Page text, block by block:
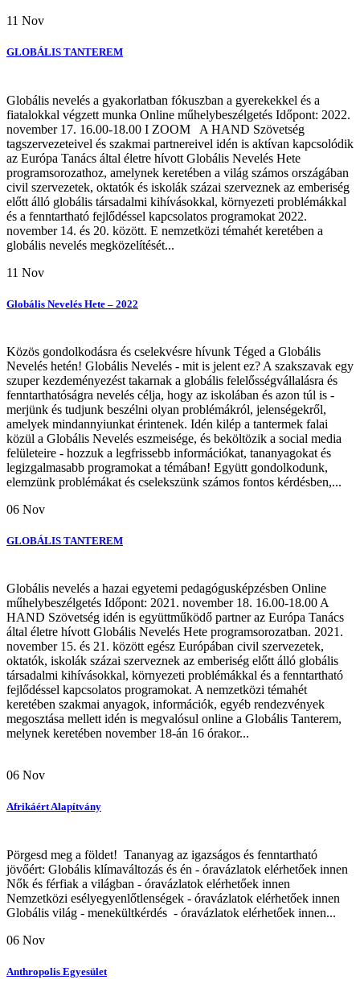
11 Nov
GLOBÁLIS TANTEREM
Globális nevelés a gyakorlatban fókuszban a gyerekekkel és a
fiatalokkal végzett munka Online műhelybeszélgetés Időpont: 2022.
november 17. 16.00-18.00 I ZOOM A HAND Szövetség
tagszervezeteivel és szakmai partnereivel idén is aktívan kapcsolódik
az Európa Tanács által életre hívott Globális Nevelés Hete
programsorozathoz, amelynek keretében a világ számos országában
civil szervezetek, oktatók és iskolák százai szerveznek az emberiség
előtt álló globális társadalmi kihívásokkal, környezeti problémákkal
és a fenntartható fejlődéssel kapcsolatos programokat 2022.
november 14. és 20. között. E nemzetközi témahét keretében a
globális nevelés megközelítését...
11 Nov
Globális Nevelés Hete – 2022
Közös gondolkodásra és cselekvésre hívunk Téged a Globális
Nevelés hetén! Globális Nevelés - mit is jelent ez? A szakszavak egy
szuper kezdeményezést takarnak a globális felelősségvállalásra és
fenntarthatóságra nevelés célja, hogy az iskolában és azon túl is -
merjünk és tudjunk beszélni olyan problémákról, jelenségekről,
amelyek mindannyiunkat érintenek. Idén kilép a tantermek falai
közül a Globális Nevelés eszmeisége, és beköltözik a social media
felületeire - hozzuk a legfrissebb információkat, tananyagokat és
legizgalmasabb programokat a témában! Együtt gondolkodunk,
elemzünk problémákat és cselekszünk számos fontos kérdésben,...
06 Nov
GLOBÁLIS TANTEREM
Globális nevelés a hazai egyetemi pedagógusképzésben Online
műhelybeszélgetés Időpont: 2021. november 18. 16.00-18.00 A
HAND Szövetség idén is együttműködő partner az Európa Tanács
által életre hívott Globális Nevelés Hete programsorozatban. 2021.
november 15. és 21. között egész Európában civil szervezetek,
oktatók, iskolák százai szerveznek az emberiség előtt álló globális
társadalmi kihívásokkal, környezeti problémákkal és a fenntartható
fejlődéssel kapcsolatos programokat. A nemzetközi témahét
keretében szakmai anyagok, információk, egyéb rendezvények
megosztása mellett idén is megvalósul online a Globális Tanterem,
melynek keretében november 18-án 16 órakor...
06 Nov
Afrikáért Alapítvány
Pörgesd meg a földet! Tananyag az igazságos és fenntartható
jövőért: Globális klímaváltozás és én - óravázlatok elérhetőek innen
Nők és férfiak a világban - óravázlatok elérhetőek innen
Nemzetközi esélyegyenlőtlenségek - óravázlatok elérhetőek innen
Globális világ - menekültkérdés - óravázlatok elérhetőek innen...
06 Nov
Anthropolis Egyesület